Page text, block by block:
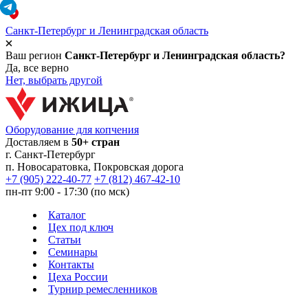
Санкт-Петербург и Ленинградская область
Ваш регион Санкт-Петербург и Ленинградская область?
Да, все верно
Нет, выбрать другой
Оборудование для копчения
Доставляем в 50+ стран
г. Санкт-Петербург
п. Новосаратовка, Покровская дорога
+7 (905) 222-40-77 +7 (812) 467-42-10
пн-пт 9:00 - 17:30 (по мск)
Каталог
Цех под ключ
Статьи
Семинары
Контакты
Цеха России
Турнир ремесленников